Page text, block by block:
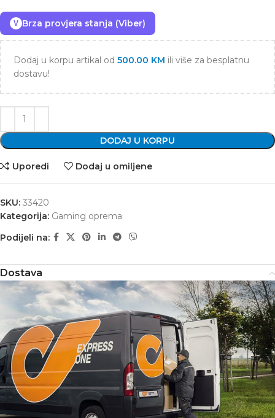
V Brza provjera stanja (Viber)
Dodaj u korpu artikal od 500.00 KM ili više za besplatnu
dostavu!
DODAJ U KORPU
Uporedi Dodaj u omiljene
SKU: 33420
Kategorija: Gaming oprema
Podijeli na:
Dostava